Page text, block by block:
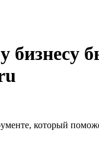
бизнесу
который